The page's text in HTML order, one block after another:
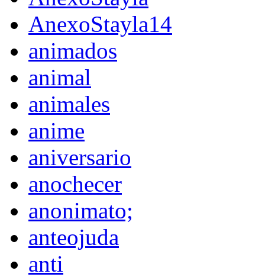
AnexoStayla14
animados
animal
animales
anime
aniversario
anochecer
anonimato;
anteojuda
anti